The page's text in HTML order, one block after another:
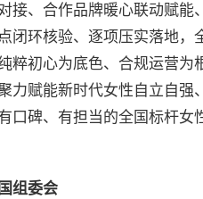
接、合作品牌暖心联动赋
闭环核验、逐项压实落地
粹初心为底色、合规运营为
力赋能新时代女性自立自
口碑、有担当的全国标杆
组委会